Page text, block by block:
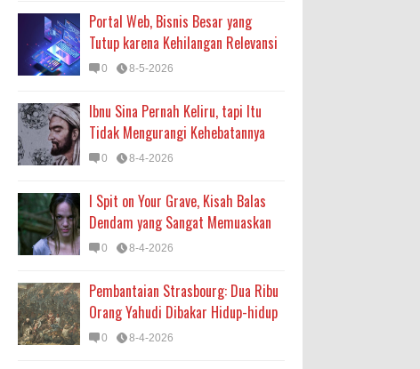
Portal Web, Bisnis Besar yang
Tutup karena Kehilangan Relevansi
0 8-5-2026
Ibnu Sina Pernah Keliru, tapi Itu
Tidak Mengurangi Kehebatannya
0 8-4-2026
I Spit on Your Grave, Kisah Balas
Dendam yang Sangat Memuaskan
0 8-4-2026
Pembantaian Strasbourg: Dua Ribu
Orang Yahudi Dibakar Hidup-hidup
0 8-4-2026